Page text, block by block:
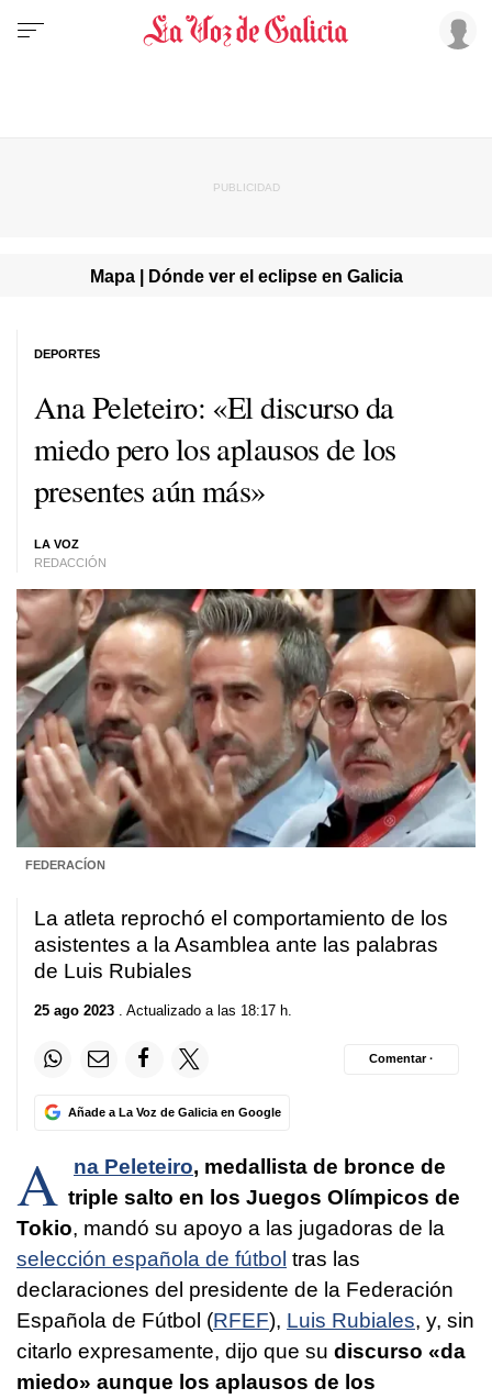
Mapa | Dónde ver el eclipse en Galicia
Ana Peleteiro: «El discurso da
miedo pero los aplausos de los
presentes aún más»
LA VOZ
REDACCIÓN
DEPORTES
FEDERACÍON
La atleta reprochó el comportamiento de los
asistentes a la Asamblea ante las palabras
de Luis Rubiales
25 ago 2023 . Actualizado a las 18:17 h.
Añade a La Voz de Galicia en Google
Comentar ·
A na Peleteiro, medallista de bronce de
triple salto en los Juegos Olímpicos de
Tokio, mandó su apoyo a las jugadoras de la
selección española de fútbol tras las
declaraciones del presidente de la Federación
Española de Fútbol (RFEF), Luis Rubiales, y, sin
citarlo expresamente, dijo que su discurso «da
miedo» aunque los aplausos de los